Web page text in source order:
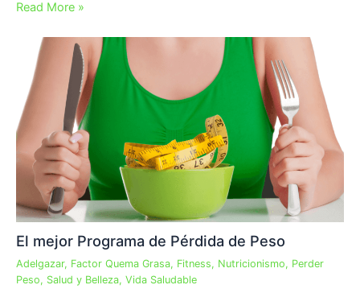
Read More »
El mejor Programa de Pérdida de Peso
Adelgazar, Factor Quema Grasa, Fitness, Nutricionismo, Perder
Peso, Salud y Belleza, Vida Saludable